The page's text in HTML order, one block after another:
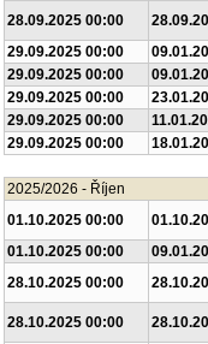
28.09.2025 00:00
29.09.2025 00:00
29.09.2025 00:00
29.09.2025 00:00
29.09.2025 00:00
29.09.2025 00:00
2025/2026 - Říjen
01.10.2025 00:00
01.10.2025 00:00
28.10.2025 00:00
28.10.2025 00:00